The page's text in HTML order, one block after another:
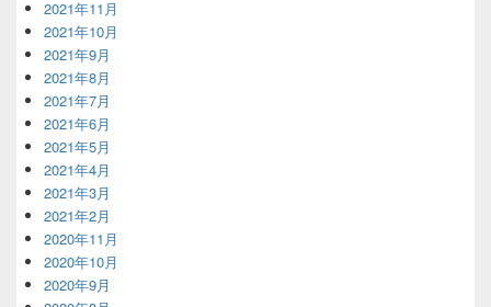
2021年11月
2021年10月
2021年9月
2021年8月
2021年7月
2021年6月
2021年5月
2021年4月
2021年3月
2021年2月
2020年11月
2020年10月
2020年9月